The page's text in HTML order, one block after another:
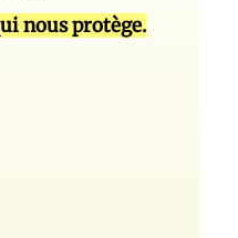
nous protège.